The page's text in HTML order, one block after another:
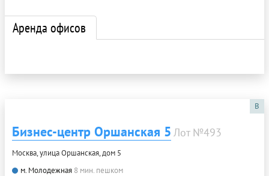
Аренда офисов
B
Бизнес-центр Оршанская 5 Лот №493
Москва, улица Оршанская, дом 5
м. Молодежная 8 мин. пешком